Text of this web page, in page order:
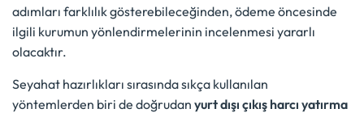
adımları farklılık gösterebileceğinden, ödeme öncesinde
ilgili kurumun yönlendirmelerinin incelenmesi yararlı
olacaktır.
Seyahat hazırlıkları sırasında sıkça kullanılan
yöntemlerden biri de doğrudan yurt dışı çıkış harcı yatırma